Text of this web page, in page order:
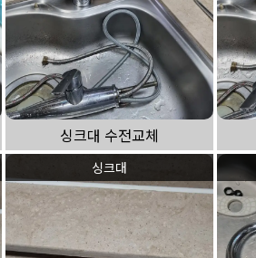
싱크대 수전교체
싱크대